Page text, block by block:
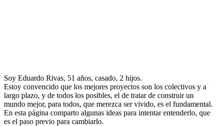
Soy Eduardo Rivas, 51 años, casado, 2 hijos.
Estoy convencido que los mejores proyectos son los colectivos y a
largo plazo, y de todos los posibles, el de tratar de construir un
mundo mejor, para todos, que merezca ser vivido, es el fundamental.
En esta página comparto algunas ideas para intentar entenderlo, que
es el paso previo para cambiarlo.